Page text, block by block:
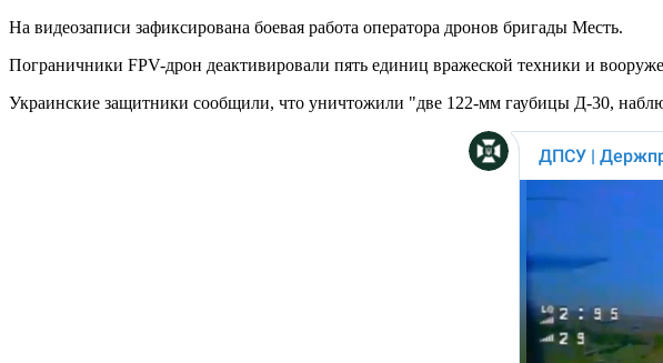
На видеозаписи зафиксирована боевая работа оператора дронов бригады Месть.
Пограничники FPV-дрон деактивировали пять единиц вражеской техники и
Украинские защитники сообщили, что уничтожили "две 122-мм гаубицы Д-30,